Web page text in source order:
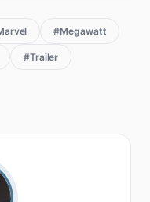
#Megawatt
#Trailer